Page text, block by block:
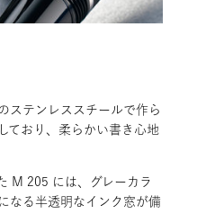
ステンレススチールで作ら
ており、柔らかい書き心地
M 205 には、グレーカラ
なる半透明なインク窓が備